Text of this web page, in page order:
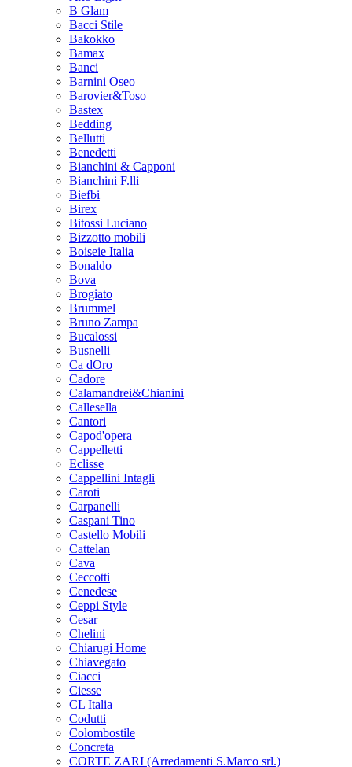
B Glam
Bacci Stile
Bakokko
Bamax
Banci
Barnini Oseo
Barovier&Toso
Bastex
Bedding
Bellutti
Benedetti
Bianchini & Capponi
Bianchini F.lli
Biefbi
Birex
Bitossi Luciano
Bizzotto mobili
Boiseie Italia
Bonaldo
Bova
Brogiato
Brummel
Bruno Zampa
Bucalossi
Busnelli
Ca dOro
Cadore
Calamandrei&Chianini
Callesella
Cantori
Capod'opera
Cappelletti
Eclisse
Cappellini Intagli
Caroti
Carpanelli
Caspani Tino
Castello Mobili
Cattelan
Cava
Ceccotti
Cenedese
Ceppi Style
Cesar
Chelini
Chiarugi Home
Chiavegato
Ciacci
Ciesse
CL Italia
Codutti
Colombostile
Concreta
CORTE ZARI (Arredamenti S.Marco srl.)